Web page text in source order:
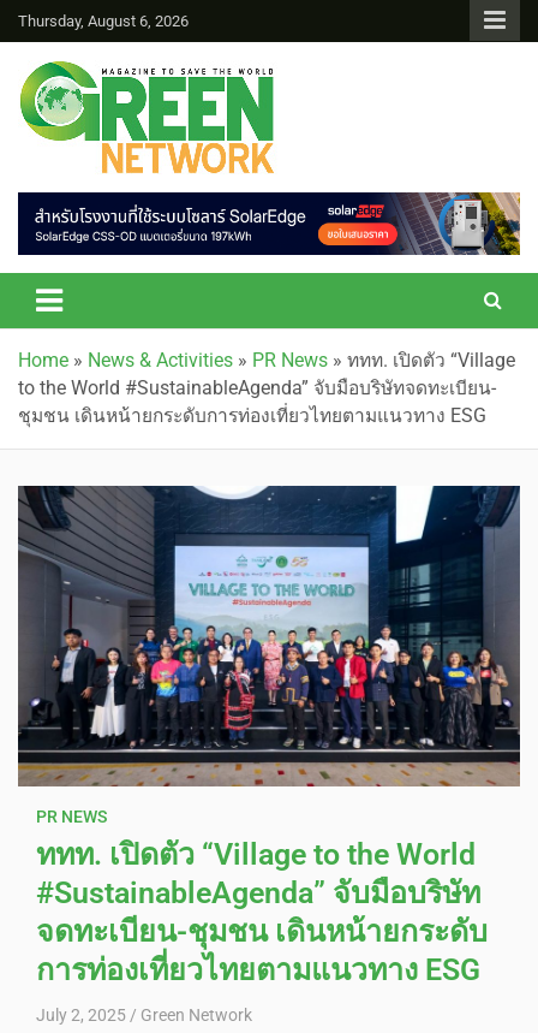
Thursday, August 6, 2026
Green Network
Home » News & Activities » PR News » ททท. เปิดตัว “Village
to the World #SustainableAgenda” จับมือบริษัทจดทะเบียน-
ชุมชน เดินหน้ายกระดับการท่องเที่ยวไทยตามแนวทาง ESG
PR NEWS
ททท. เปิดตัว “Village to the World
#SustainableAgenda” จับมือบริษัท
จดทะเบียน-ชุมชน เดินหน้ายกระดับ
การท่องเที่ยวไทยตามแนวทาง ESG
July 2, 2025 Green Network